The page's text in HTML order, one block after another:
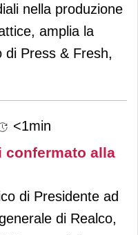
nella produzione
amplia la
di Press & Fresh,
<1min
confermato alla
di Presidente ad
di Realco,